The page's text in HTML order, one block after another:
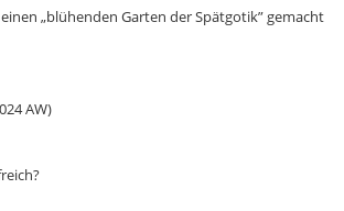
„blühenden Garten der Spätgotik” gemacht
AW)